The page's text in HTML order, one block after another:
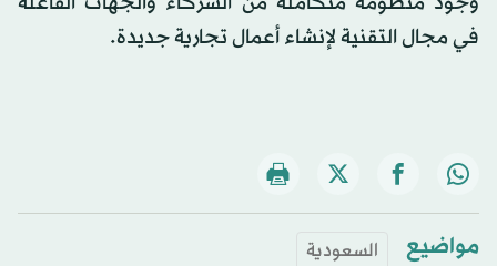
في مجال التقنية لإنشاء أعمال تجارية جديدة.
مواضيع السعودية